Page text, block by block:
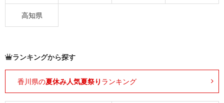
高知県
ランキングから探す
香川県の夏休み人気夏祭り ランキング